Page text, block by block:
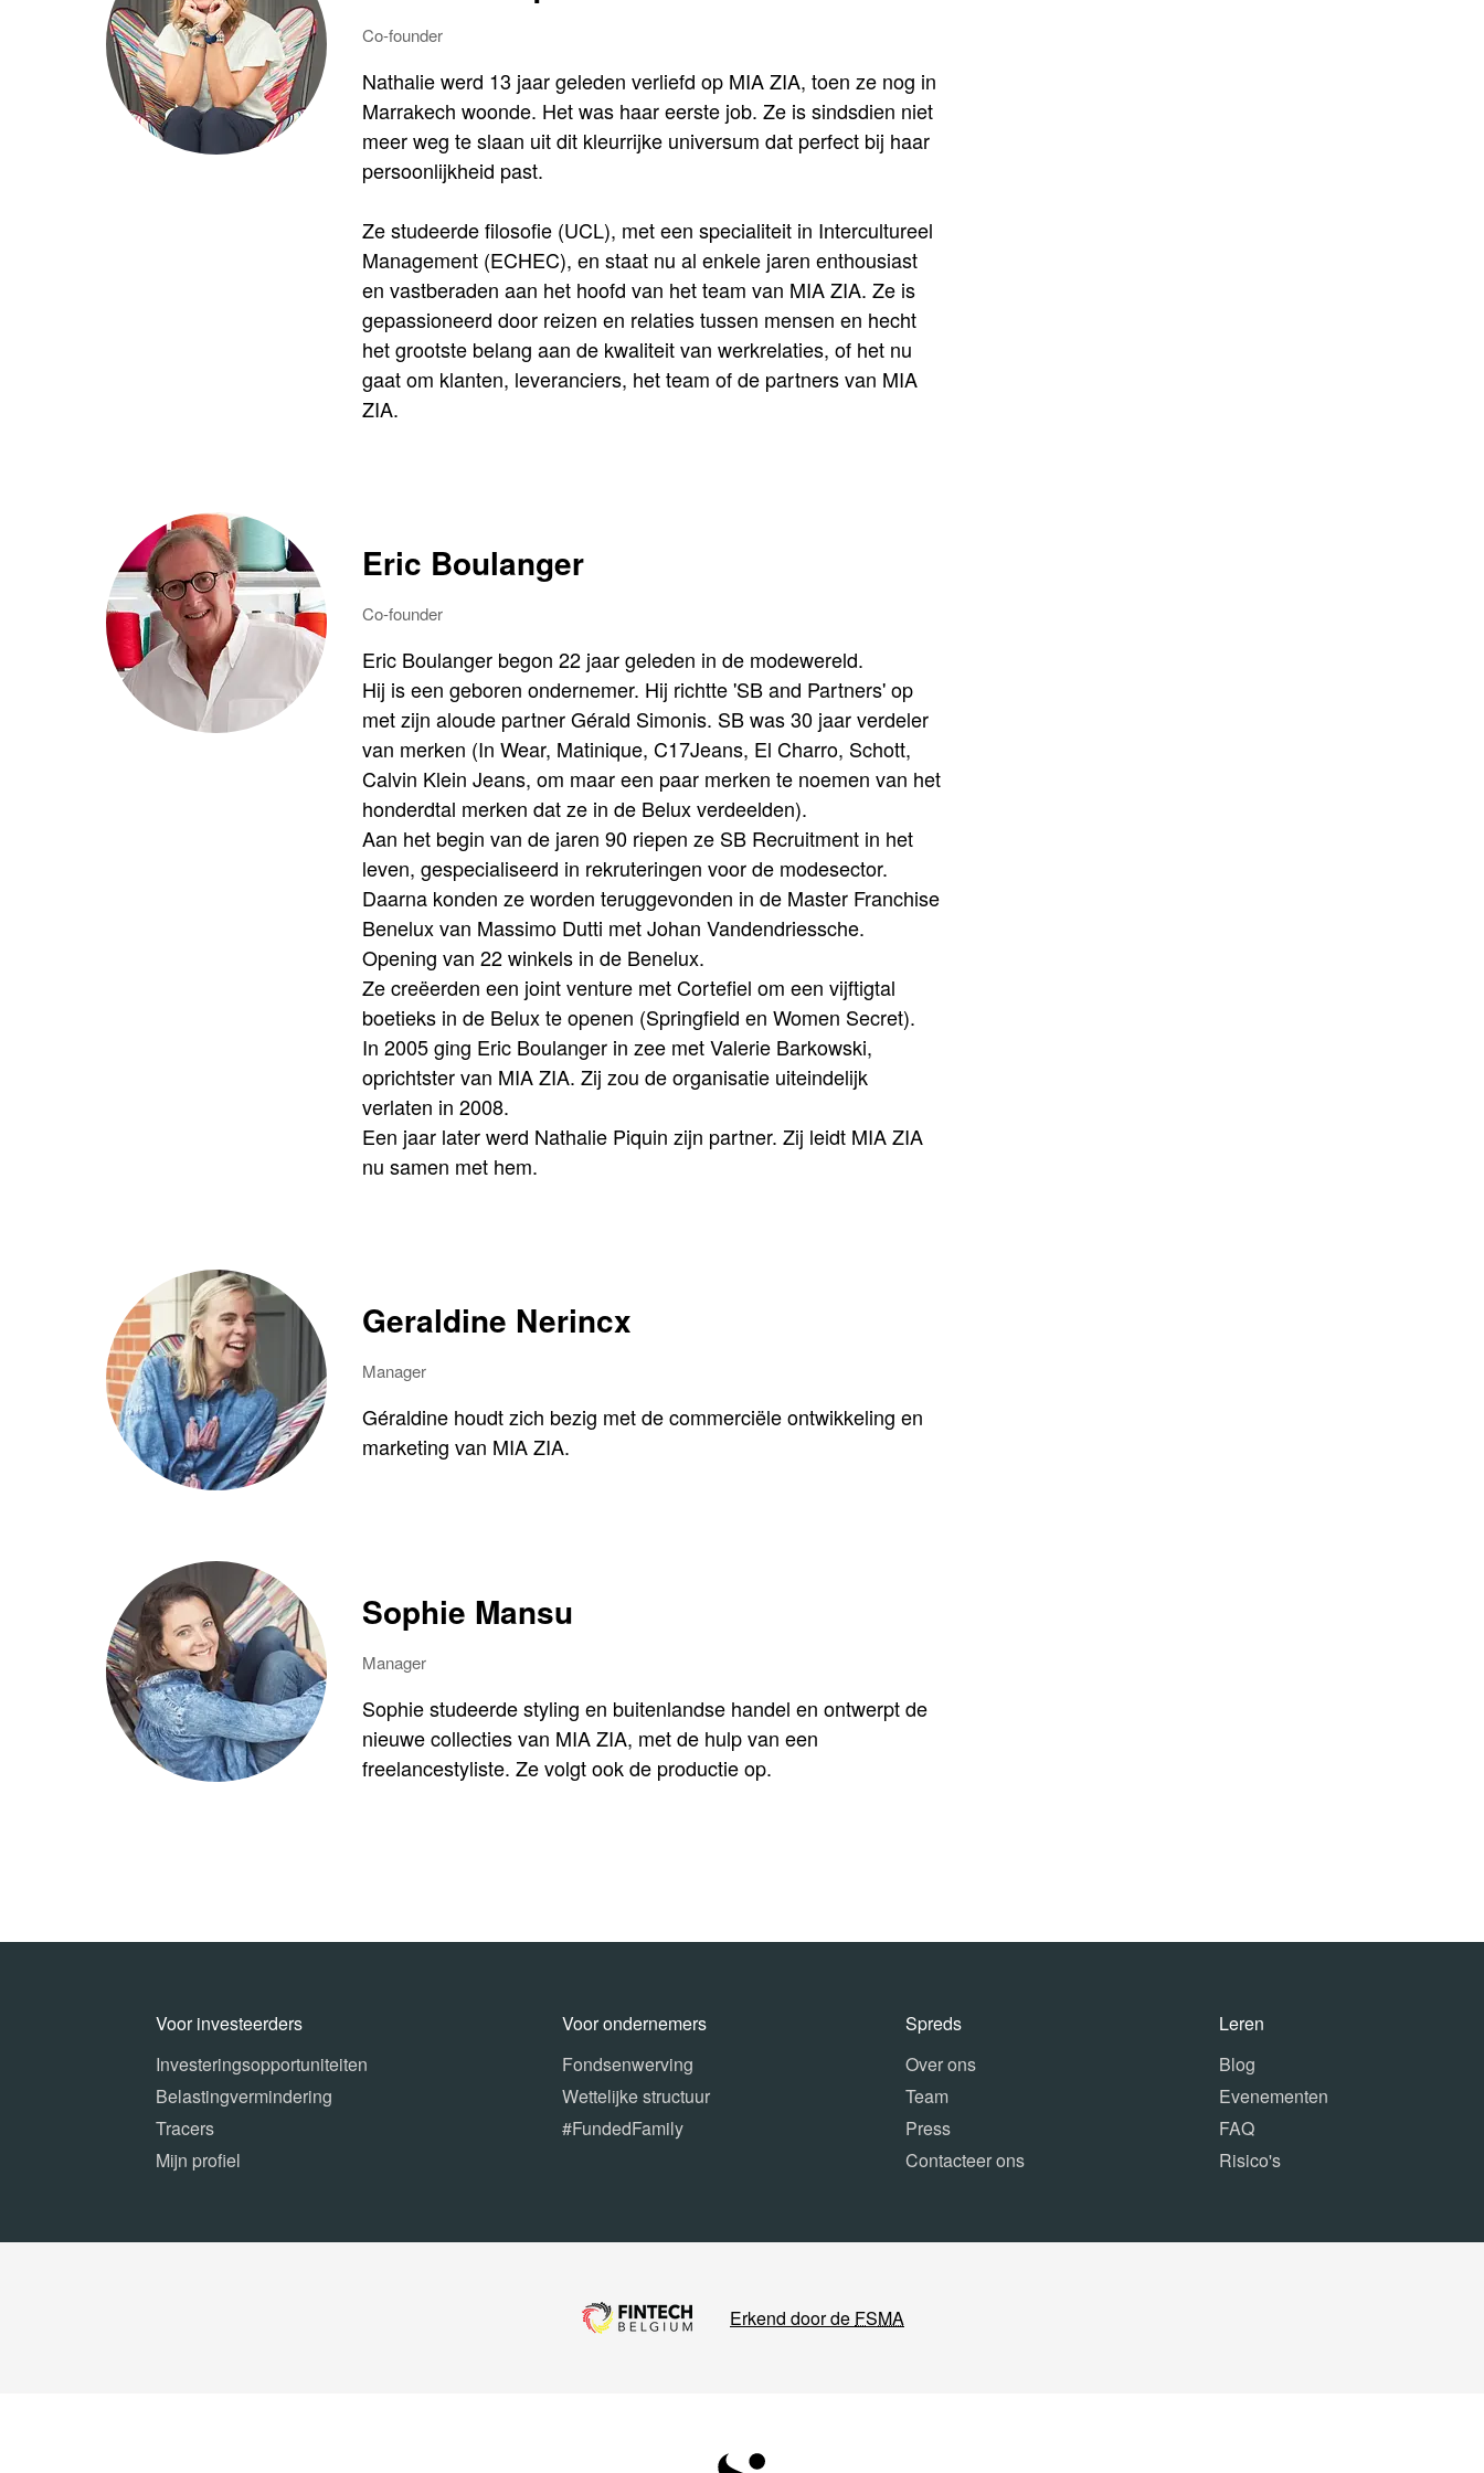
Co-founder
Nathalie werd 13 jaar geleden verliefd op MIA ZIA, toen ze nog in
Marrakech woonde. Het was haar eerste job. Ze is sindsdien niet
meer weg te slaan uit dit kleurrijke universum dat perfect bij haar
persoonlijkheid past.
Ze studeerde filosofie (UCL), met een specialiteit in Intercultureel
Management (ECHEC), en staat nu al enkele jaren enthousiast
en vastberaden aan het hoofd van het team van MIA ZIA. Ze is
gepassioneerd door reizen en relaties tussen mensen en hecht
het grootste belang aan de kwaliteit van werkrelaties, of het nu
gaat om klanten, leveranciers, het team of de partners van MIA
ZIA.
Eric Boulanger
Co-founder
Eric Boulanger begon 22 jaar geleden in de modewereld.
Hij is een geboren ondernemer. Hij richtte 'SB and Partners' op
met zijn aloude partner Gérald Simonis. SB was 30 jaar verdeler
van merken (In Wear, Matinique, C17Jeans, El Charro, Schott,
Calvin Klein Jeans, om maar een paar merken te noemen van het
honderdtal merken dat ze in de Belux verdeelden).
Aan het begin van de jaren 90 riepen ze SB Recruitment in het
leven, gespecialiseerd in rekruteringen voor de modesector.
Daarna konden ze worden teruggevonden in de Master Franchise
Benelux van Massimo Dutti met Johan Vandendriessche.
Opening van 22 winkels in de Benelux.
Ze creëerden een joint venture met Cortefiel om een vijftigtal
boetieks in de Belux te openen (Springfield en Women Secret).
In 2005 ging Eric Boulanger in zee met Valerie Barkowski,
oprichtster van MIA ZIA. Zij zou de organisatie uiteindelijk
verlaten in 2008.
Een jaar later werd Nathalie Piquin zijn partner. Zij leidt MIA ZIA
nu samen met hem.
Geraldine Nerincx
Manager
Géraldine houdt zich bezig met de commerciële ontwikkeling en
marketing van MIA ZIA.
Sophie Mansu
Manager
Sophie studeerde styling en buitenlandse handel en ontwerpt de
nieuwe collecties van MIA ZIA, met de hulp van een
freelancestyliste. Ze volgt ook de productie op.
Voor investeerders
Investeringsopportuniteiten
Belastingvermindering
Tracers
Mijn profiel
Voor ondernemers
Fondsenwerving
Wettelijke structuur
#FundedFamily
Spreds
Over ons
Team
Press
Contacteer ons
Leren
Blog
Evenementen
FAQ
Risico's
Erkend door de FSMA